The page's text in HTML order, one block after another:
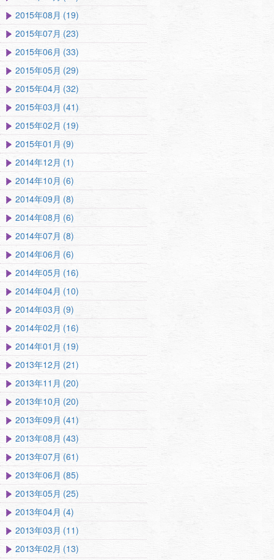
2015年08月 (19)
2015年07月 (23)
2015年06月 (33)
2015年05月 (29)
2015年04月 (32)
2015年03月 (41)
2015年02月 (19)
2015年01月 (9)
2014年12月 (1)
2014年10月 (6)
2014年09月 (8)
2014年08月 (6)
2014年07月 (8)
2014年06月 (6)
2014年05月 (16)
2014年04月 (10)
2014年03月 (9)
2014年02月 (16)
2014年01月 (19)
2013年12月 (21)
2013年11月 (20)
2013年10月 (20)
2013年09月 (41)
2013年08月 (43)
2013年07月 (61)
2013年06月 (85)
2013年05月 (25)
2013年04月 (4)
2013年03月 (11)
2013年02月 (13)